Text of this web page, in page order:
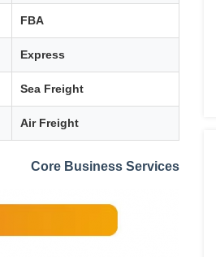
FBA
Express
Sea Freight
Air Freight
Core Business Services